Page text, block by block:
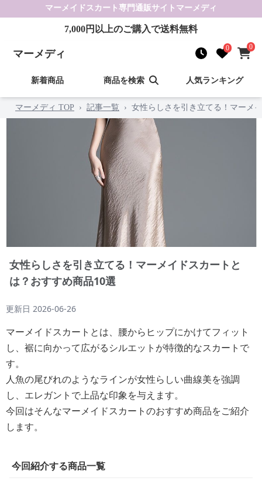
マーメイドスカート 専門通販サイト マーメディ
7,000円以上のご購入で送料無料
マーメディ 0 0
新着商品 商品を検索 人気ランキング
マーメディ TOP › 記事一覧 › 女性らしさを引き立てる！マーメ
女性らしさを引き立てる！マーメイドスカートと
は？おすすめ商品10選
更新日 2026-06-26
マーメイドスカートとは、腰からヒップにかけてフィット
し、裾に向かって広がるシルエットが特徴的なスカートで
す。
人魚の尾びれのようなラインが女性らしい曲線美を強調
し、エレガントで上品な印象を与えます。
今回はそんなマーメイドスカートのおすすめ商品をご紹介
します。
今回紹介する商品一覧